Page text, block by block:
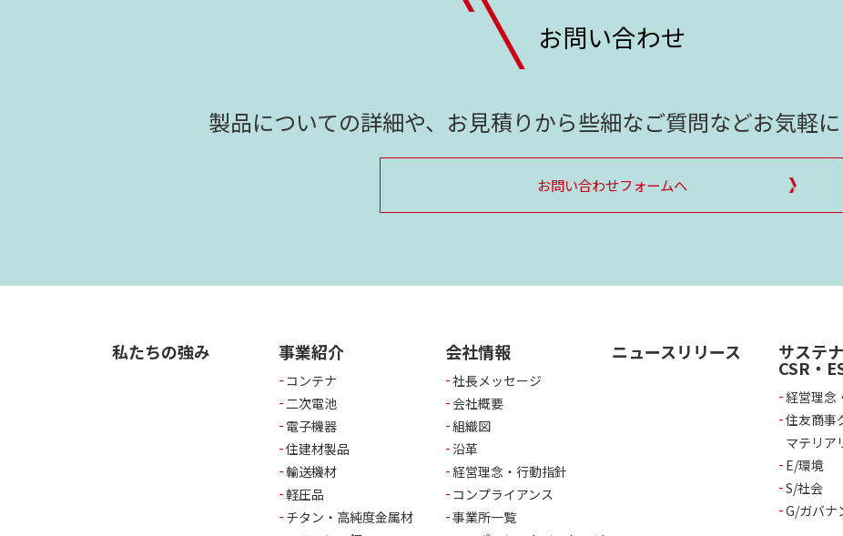
お問い合わせ
製品についての詳細や、お見積りから些細なご質問などお気軽に
お問い合わせフォームへ
私たちの強み 事業紹介
コンテナ
二次電池
電子機器
住建材製品
輸送機材
軽圧品
チタン・高純度金属材
会社情報
社長メッセージ
会社概要
組織図
沿革
経営理念・行動指針
コンプライアンス
事業所一覧
ニュースリリース サステ
CSR・
経営理念
住友商事
マテリア
E/環境
S/社会
G/ガバナ